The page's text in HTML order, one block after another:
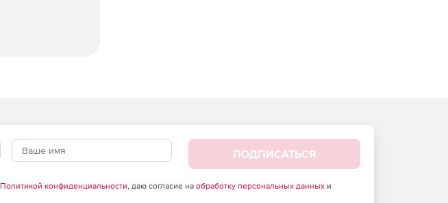
ПОДПИСАТЬСЯ
Политикой конфиденциальности, даю согласие на обработку персональных данныхи